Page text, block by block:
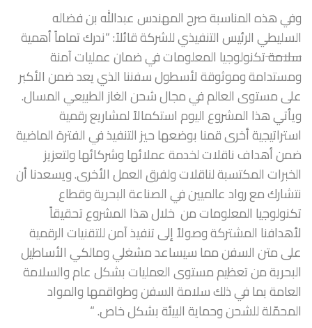
وفي هذه المناسبة صرح المهندس عبدالله بن فضاله
السليطي الرئيس التنفيذي للشركة قائلاً: “ندرك تماماً أهمية
سلامةتكنولوجيا المعلومات في ضمان عمليات آمنة
ومستدامة وموثوقة لأسطول سفننا الذي يعد ضمن الأكبر
على مستوى العالم في مجال شحن الغاز الطبيعي المسال.
ويأتي هذا المشروع اليوم استكمالاً لمشاريع رقمية
استراتيجية أخرى قمنا بوضعها حيز التنفيذ في الفترة الماضية
ضمن أهداف ناقلات لخدمة عملائها وشركائها ولتعزيز
الخبرات المكتسبة لناقلات ولفرق العمل الأخرى. ويسعدنا أن
نتشارك مع رواد عالميين في الصناعة البحرية وقطاع
تكنولوجيا المعلومات من خلال هذا المشروع تحقيقاً
لأهدافنا المشتركة وصولاً إلى تنفيذ آمن للتقنيات الرقمية
على متن السفن مما سيساعد مشغلي ومالكي الأساطيل
البحرية من تعظيم مستوى العمليات بشكل عام والسلامة
العامة بما في ذلك سلامة السفن وطواقمها والمواد
المحمّلة للشحن وحماية البيئة بشكل خاص. “